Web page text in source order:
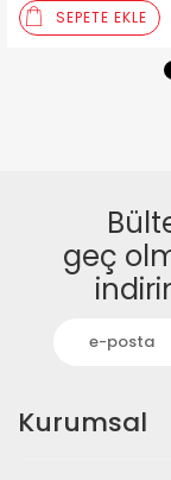
SEPETE EKLE
geç
Kurumsal